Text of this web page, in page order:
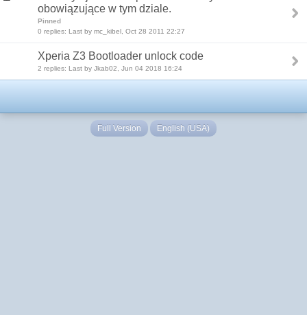
obowiązujące w tym dziale.
Pinned
0 replies: Last by mc_kibel, Oct 28 2011 22:27
Xperia Z3 Bootloader unlock code
2 replies: Last by Jkab02, Jun 04 2018 16:24
Full Version English (USA)